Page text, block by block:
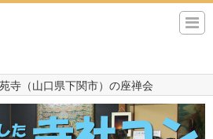
寺（山口県下関市）の座禅会